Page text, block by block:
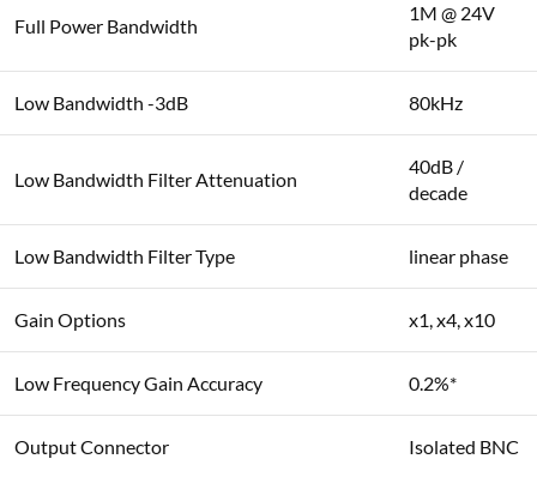
Full Power Bandwidth
1M @ 24V
pk-pk
Low Bandwidth -3dB 80kHz
Low Bandwidth Filter Attenuation
40dB /
decade
Low Bandwidth Filter Type linear phase
Gain Options x1, x4, x10
Low Frequency Gain Accuracy 0.2%*
Output Connector Isolated BNC